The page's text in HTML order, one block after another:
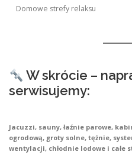
Domowe strefy relaksu
W skrócie –
serwisujemy:
Jacuzzi, sauny, łaźnie parowe,
ogrodową, groty solne, tężnie,
wentylacji, chłodnie lodowe i całe